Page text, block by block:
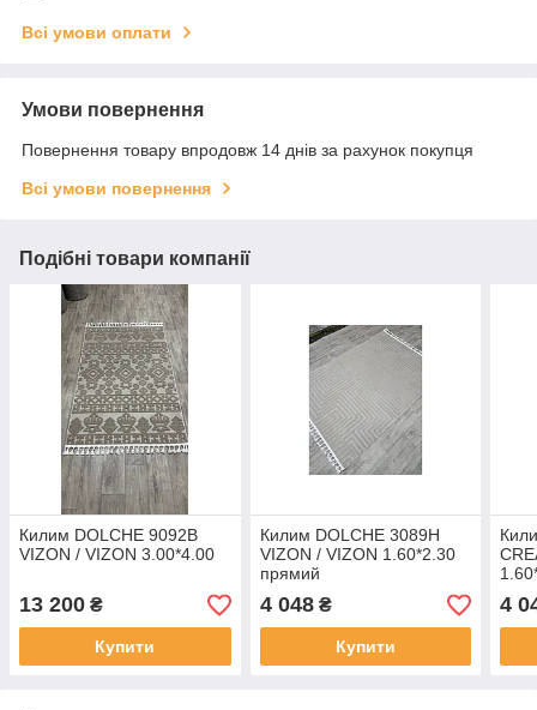
Всі умови оплати
Умови повернення
Повернення товару впродовж 14 днів за рахунок покупця
Всі умови повернення
Подібні товари компанії
Килим DOLCHE 9092B
VIZON / VIZON 3.00*4.00
13 200 ₴
Купити
Килим DOLCHE 3089H
VIZON / VIZON 1.60*2.30
прямий
4 048₴
Купити
4